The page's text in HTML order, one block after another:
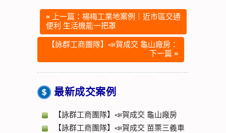
« 上一篇：楊梅工業地案例｜近市區交通
便利 生活機能一把罩
【詠群工商團隊】📣賀成交 龜山廠房：
下一篇 »
最新成交案例
【詠群工商團隊】📣賀成交 龜山廠房
【詠群工商團隊】📣賀成交 苗栗三義車